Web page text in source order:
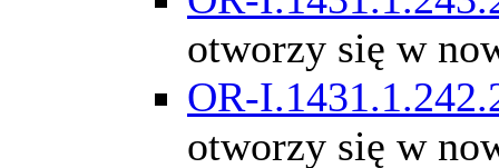
otworzy się w
OR-
otworzy się w